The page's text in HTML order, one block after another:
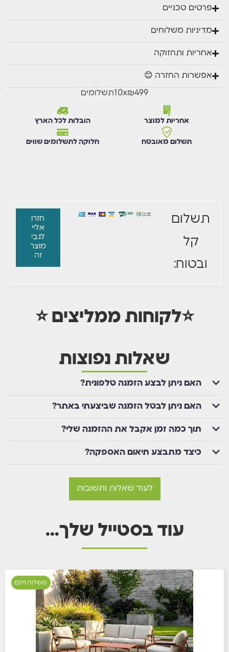
פרטים טכניים
מדיניות משלוחים
אחריות ותחזוקה
אפשרות החזרה 😊
₪499
x
10תשלומים
אחריות למוצר הובלות לכל הארץ
תשלום מאובטח חלוקה לתשלומים שווים
תשלום
קל
ובטוח:
חזרו
אליי
לגבי
מוצר
זה
⭐לקוחות ממליצים ⭐
שאלות נפוצות
האם ניתן לבצע הזמנה טלפונית?
האם ניתן לבטל הזמנה שביצעתי באתר?
תוך כמה זמן אקבל את ההזמנה שלי?
כיצד מתבצע תיאום האספקה?
לעוד שאלות ותשובות
עוד בסטייל שלך…
משלוח חינם